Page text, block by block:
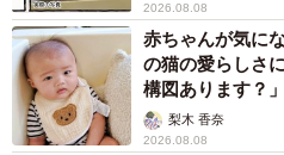
2026.08.08
赤ちゃんが気に
の猫の愛らしさ
構図あります？
梨木 香奈
2026.08.08